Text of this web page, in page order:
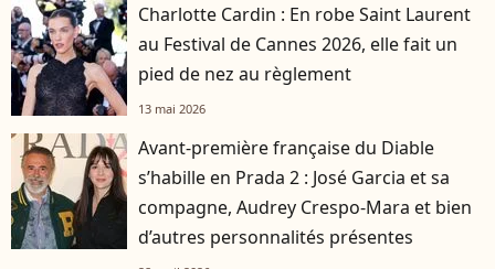
Charlotte Cardin : En robe Saint Laurent
au Festival de Cannes 2026, elle fait un
pied de nez au règlement
13 mai 2026
Avant-première française du Diable
s’habille en Prada 2 : José Garcia et sa
compagne, Audrey Crespo-Mara et bien
d’autres personnalités présentes